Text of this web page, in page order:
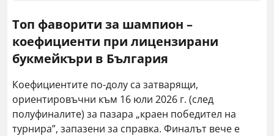
Топ фаворити за шампион –
коефициенти при лицензирани
букмейкъри в България
Коефициентите по-долу са затварящи,
ориентировъчни към 16 юли 2026 г. (след
полуфиналите) за пазара „краен победител на
турнира”, запазени за справка. Финалът вече е